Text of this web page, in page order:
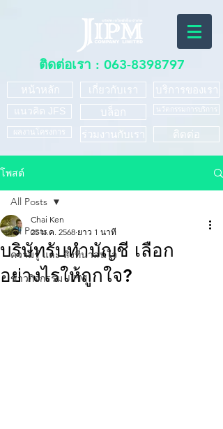
ติดต่อเรา : 063-8398797
หน้าหลัก
แนวคิด JFS
ผลงานโครงการ
เกี่ยวกับเรา
บล็อก
ร่วมงานกับเรา
บริการของเรา
นวัตกรรมการบริการ
ติดต่อ
โพสต์
All Posts
ความรู้ และ สิ่งที่น่าสนใจ
ข่าวกิจกรรม JIPM
All Posts
บริษัทรับทำบัญชี เลือก
อย่างไรให้ถูกใจ?
Chai Ken
25 ม.ค. 2568 ยาว 1 นาที